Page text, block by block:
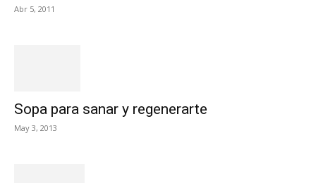
Abr 5, 2011
Sopa para sanar y regenerarte
May 3, 2013